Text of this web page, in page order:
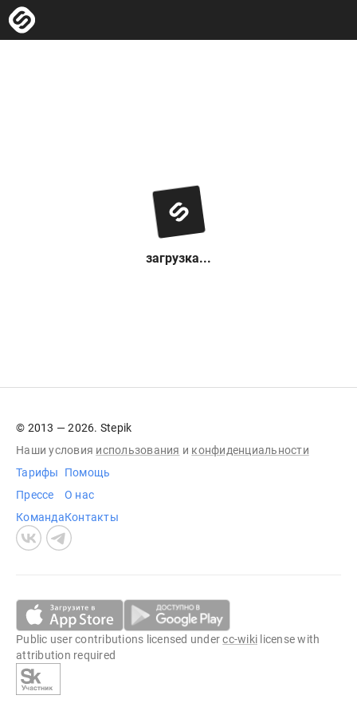
загрузка...
© 2013 — 2026. Stepik
Наши условия использования и конфиденциальности
Тарифы
Прессе
Команда
Помощь
О нас
Контакты
Public user contributions licensed undercc-wiki license with
attribution required